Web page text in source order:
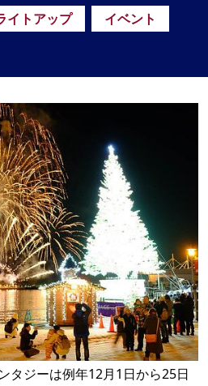
イトアップ イベント
タジーは例年12月1日から25日